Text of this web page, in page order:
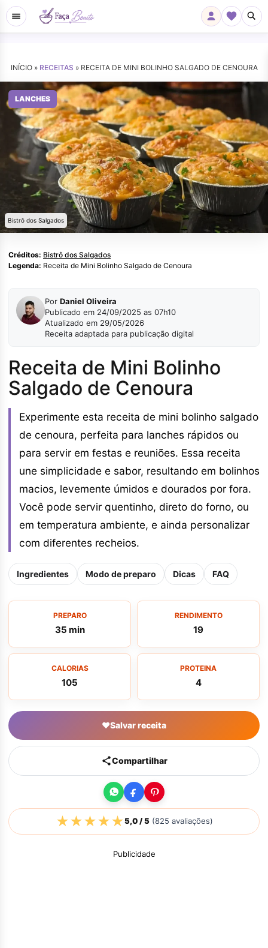
INÍCIO » RECEITAS » RECEITA DE MINI BOLINHO SALGADO DE CENOURA
LANCHES
Bistrô dos Salgados
Créditos: Bistrô dos Salgados
Legenda: Receita de Mini Bolinho Salgado de Cenoura
Por Daniel Oliveira
Publicado em 24/09/2025 as 07h10
Atualizado em 29/05/2026
Receita adaptada para publicação digital
Receita de Mini Bolinho
Salgado de Cenoura
Experimente esta receita de mini bolinho salgado
de cenoura, perfeita para lanches rápidos ou
para servir em festas e reuniões. Essa receita
une simplicidade e sabor, resultando em bolinhos
macios, levemente úmidos e dourados por fora.
Você pode servir quentinho, direto do forno, ou
em temperatura ambiente, e ainda personalizar
com diferentes recheios.
Ingredientes Modo de preparo Dicas FAQ
PREPARO
35 min
RENDIMENTO
19
CALORIAS
105
PROTEINA
4
♥Salvar receita
Compartilhar
★★★★★5,0/ 5(825 avaliações)
Publicidade